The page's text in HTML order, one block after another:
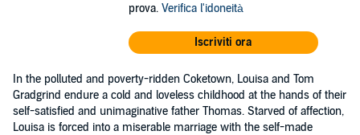
prova. Verifica l'idoneità
Iscriviti ora
In the polluted and poverty-ridden Coketown, Louisa and Tom
Gradgrind endure a cold and loveless childhood at the hands of their
self-satisfied and unimaginative father Thomas. Starved of affection,
Louisa is forced into a miserable marriage with the self-made